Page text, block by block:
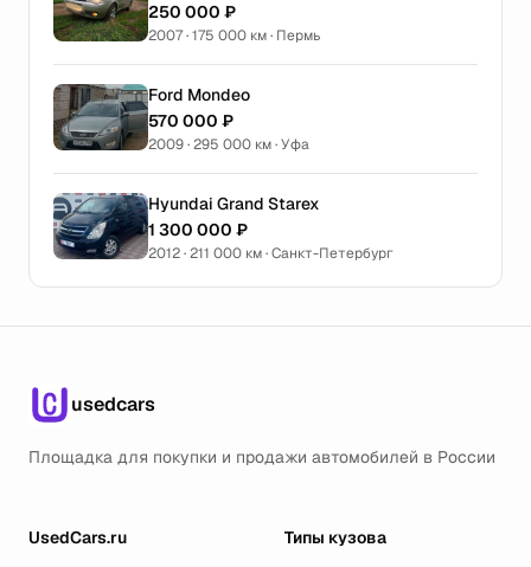
250 000 ₽
2007 · 175 000 км · Пермь
Ford Mondeo
570 000 ₽
2009 · 295 000 км · Уфа
Hyundai Grand Starex
1 300 000 ₽
2012 · 211 000 км · Санкт-Петербург
usedcars
Площадка для покупки и продажи автомобилей в России
UsedCars.ru Типы кузова